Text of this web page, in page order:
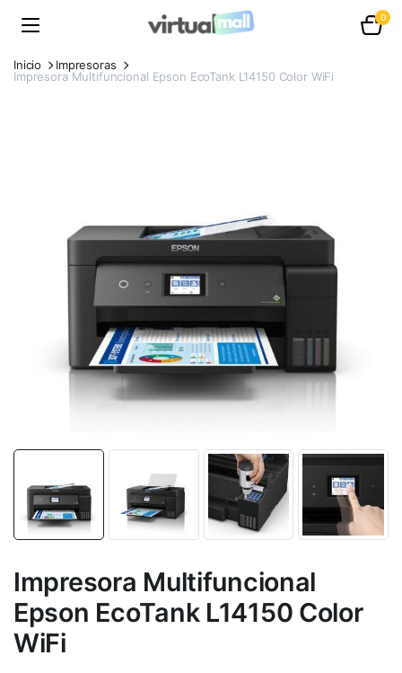
0
Inicio
Impresoras
Impresora Multifuncional Epson EcoTank L14150 Color WiFi
Impresora Multifuncional
Epson EcoTank L14150 Color
WiFi